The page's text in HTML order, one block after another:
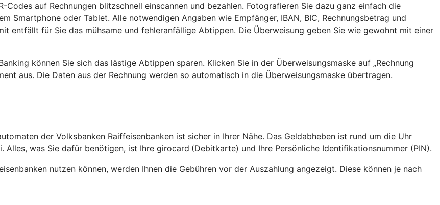
auf Rechnungen blitzschnell einscannen und bezahlen. Fotografieren Sie dazu ganz einfach die
Smartphone oder Tablet. Alle notwendigen Angaben wie Empfänger, IBAN, BIC, Rechnungsbetrag und
entfällt für Sie das mühsame und fehleranfällige Abtippen. Die Überweisung geben Sie wie gewohnt mit einer
können Sie sich das lästige Abtippen sparen. Klicken Sie in der Überweisungsmaske auf „Rechnung
aus. Die Daten aus der Rechnung werden so automatisch in die Überweisungsmaske übertragen.
der Volksbanken Raiffeisenbanken ist sicher in Ihrer Nähe. Das Geldabheben ist rund um die Uhr
Alles, was Sie dafür benötigen, ist Ihre girocard (Debitkarte) und Ihre Persönliche Identifikationsnummer (PIN).
nutzen können, werden Ihnen die Gebühren vor der Auszahlung angezeigt. Diese können je nach